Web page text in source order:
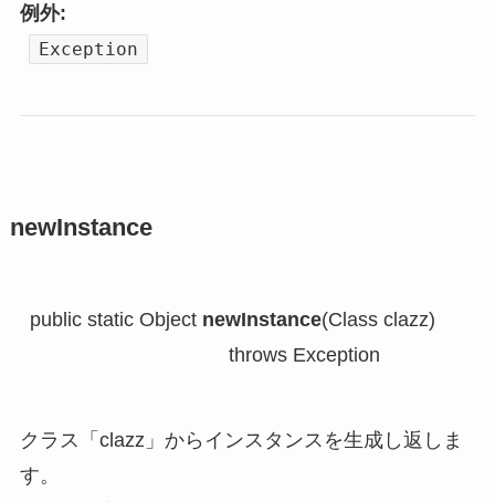
例外:
Exception
newInstance
public static Object newInstance(Class clazz)
                                    throws Exception
クラス「clazz」からインスタンスを生成し返しま
す。